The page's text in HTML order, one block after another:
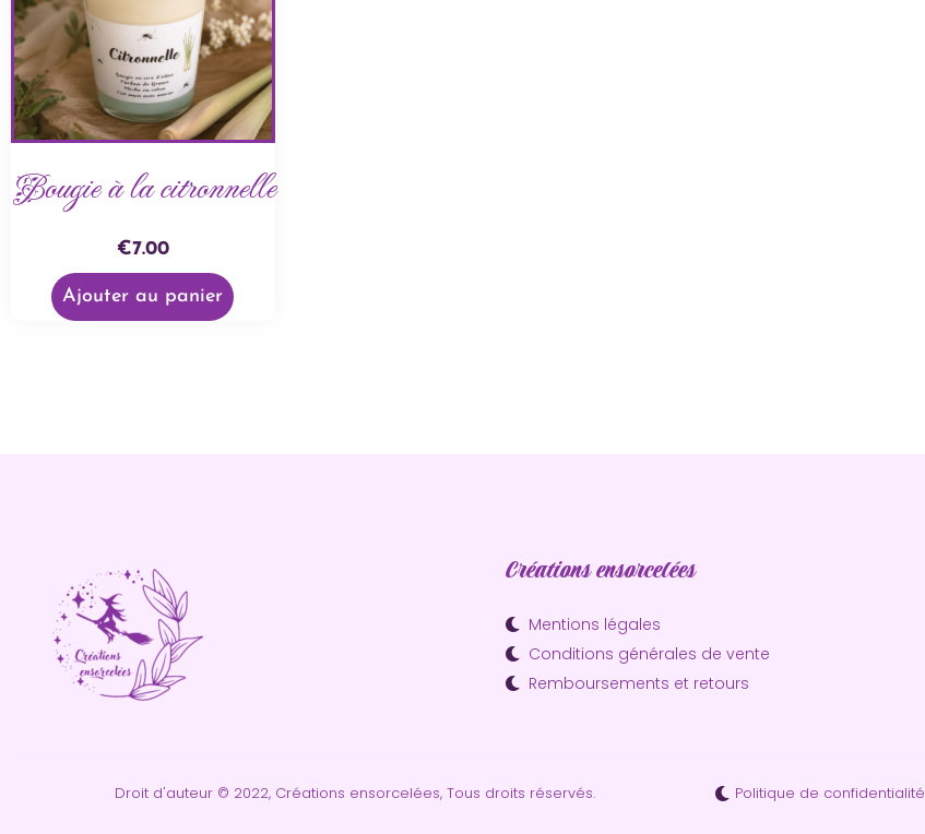
Bougie à la citronnelle
€7.00
Ajouter au panier
Créations ensorcelées
Mentions légales
Conditions générales de vente
Remboursements et retours
Droit d'auteur © 2022, Créations ensorcelées, Tous droits réservés. Politique de confidentialité